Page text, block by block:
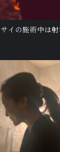
イの施術中は